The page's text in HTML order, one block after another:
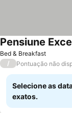
Bed & Breakfast
Pensiune
/ Pontuação não
Selecione as
exatos.